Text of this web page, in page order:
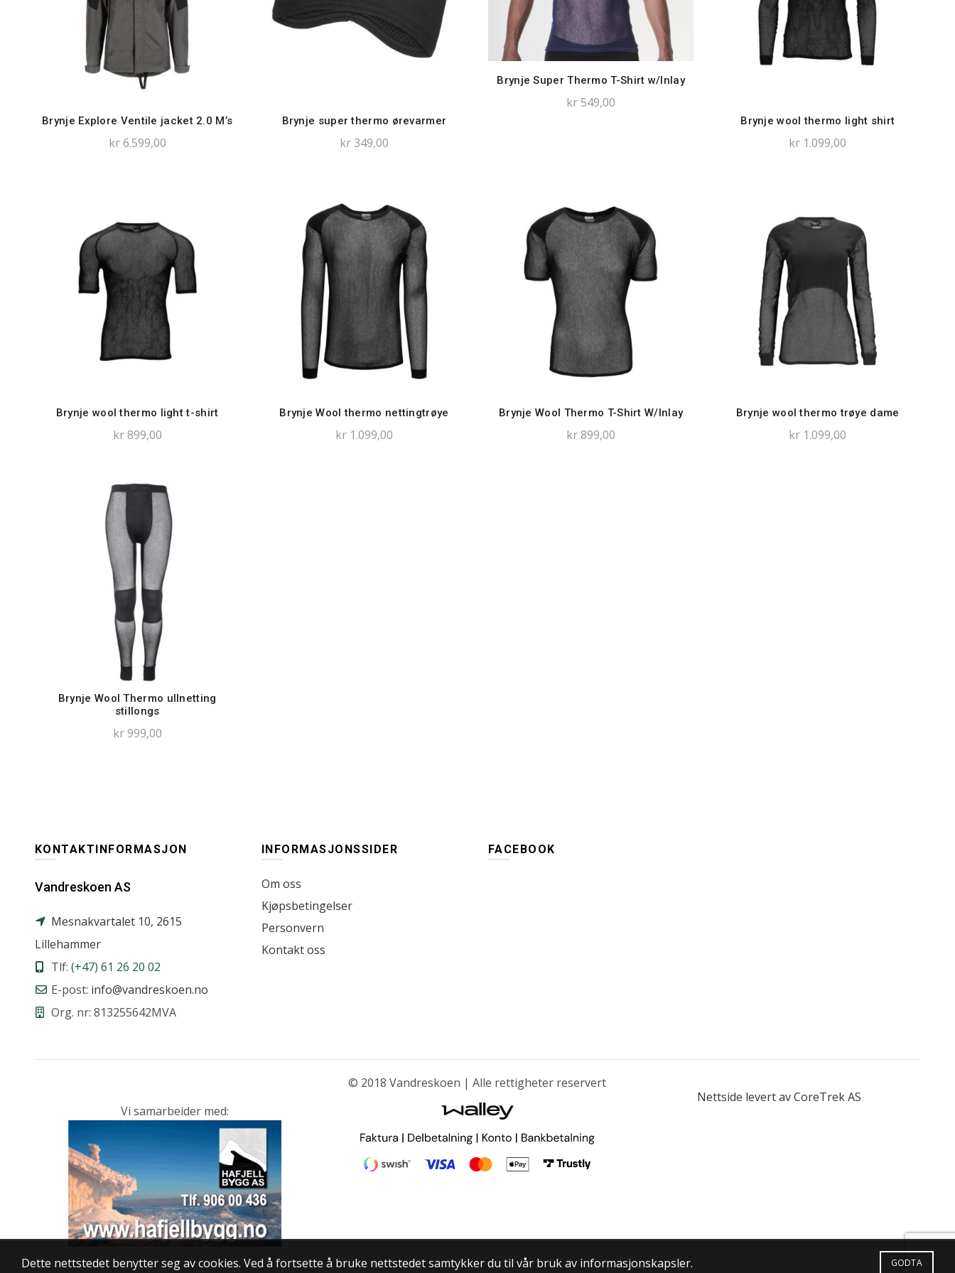
Brynje Explore Ventile jacket 2.0 M’s
kr6.599,00
Brynje super thermo ørevarmer
kr349,00
Brynje Super Thermo T-Shirt w/Inlay
kr 549,00
Brynje wool thermo light shirt
kr 1.099,00
Brynje wool thermo light t-shirt
kr899,00
Brynje Wool thermo nettingtrøye
kr1.099,00
Brynje Wool Thermo T-Shirt W/Inlay
kr899,00
Brynje wool thermo trøye dame
kr 1.099,00
Brynje Wool Thermo ullnetting
stillongs
kr999,00
KONTAKTINFORMASJON
Vandreskoen AS
Mesnakvartalet 10, 2615
Lillehammer
Tlf: (+47) 61 26 20 02
E-post: info@vandreskoen.no
Org. nr: 813255642MVA
INFORMASJONSSIDER
Om oss
Kjøpsbetingelser
Personvern
Kontakt oss
FACEBOOK
© 2018 Vandreskoen | Alle rettigheter reservert
Vi samarbeider med:
Nettside levert av CoreTrek AS
Dette nettstedet benytter seg av cookies. Ved å fortsette å bruke nettstedet samtykker du til vår bruk av informasjonskapsler. GODTA